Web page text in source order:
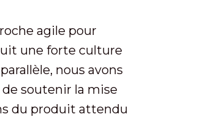
agile pour
une forte culture
nous avons
soutenir la mise
du produit attendu